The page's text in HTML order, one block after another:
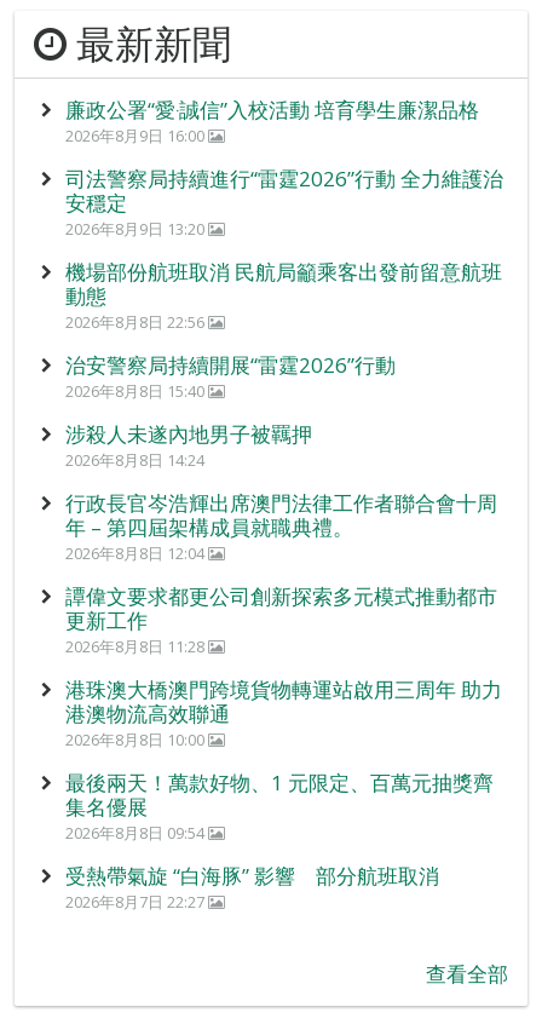
最新新聞
廉政公署“愛‧誠信”入校活動 培育學生廉潔品格
2026年8月9日 16:00
司法警察局持續進行“雷霆2026”行動 全力維護治
安穩定
2026年8月9日 13:20
機場部份航班取消 民航局籲乘客出發前留意航班
動態
2026年8月8日 22:56
治安警察局持續開展“雷霆2026”行動
2026年8月8日 15:40
涉殺人未遂內地男子被羈押
2026年8月8日 14:24
行政長官岑浩輝出席澳門法律工作者聯合會十周
年 – 第四屆架構成員就職典禮。
2026年8月8日 12:04
譚偉文要求都更公司創新探索多元模式推動都市
更新工作
2026年8月8日 11:28
港珠澳大橋澳門跨境貨物轉運站啟用三周年 助力
港澳物流高效聯通
2026年8月8日 10:00
最後兩天！萬款好物、1 元限定、百萬元抽獎齊
集名優展
2026年8月8日 09:54
受熱帶氣旋 “白海豚” 影響 部分航班取消
2026年8月7日 22:27
查看全部